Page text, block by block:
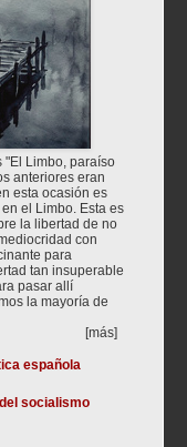
"El Limbo, paraíso
anteriores eran
esta ocasión es
el Limbo. Esta es
la libertad de no
con
para
tan insuperable
pasar allí
la mayoría de
[más]
española
socialismo